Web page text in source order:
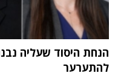
הנחת היסוד שעליה
להתערער